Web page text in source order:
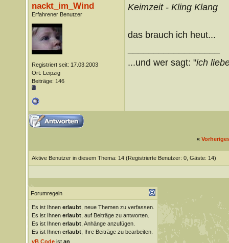
nackt_im_Wind
Erfahrener Benutzer
Registriert seit: 17.03.2003
Ort: Leipzig
Beiträge: 146
Keimzeit - Kling Klang
das brauch ich heut...
...und wer sagt: "ich
«
Aktive Benutzer in diesem Thema: 14 (Registrierte Benutzer: 0, Gäste: 14)
Forumregeln
Es ist Ihnen erlaubt, neue Themen zu verfassen.
Es ist Ihnen erlaubt, auf Beiträge zu antworten.
Es ist Ihnen erlaubt, Anhänge anzufügen.
Es ist Ihnen erlaubt, Ihre Beiträge zu bearbeiten.
vB Codeist an